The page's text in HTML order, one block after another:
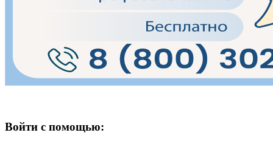
Войти с помощью: